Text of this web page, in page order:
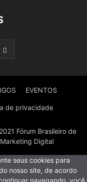
EVENTOS
de privacidade
Fórum Brasileiro de
Digital
seus cookies para
nosso site, de acordo
continuar navegando, você